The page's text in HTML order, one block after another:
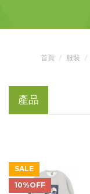
首頁 服裝
產品
SALE
10%OFF